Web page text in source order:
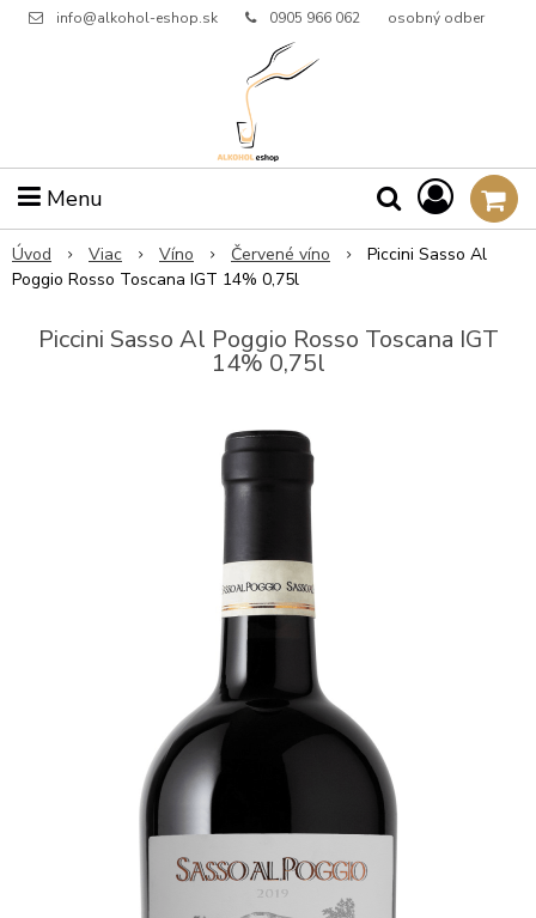
info@alkohol-eshop.sk 0905 966 062 osobný odber
Menu
Úvod Viac Víno Červené víno
Piccini Sasso Al
Poggio Rosso Toscana IGT 14% 0,75l
Piccini Sasso Al Poggio Rosso Toscana IGT
14% 0,75l